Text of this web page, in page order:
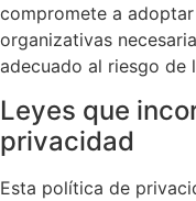
compromete a
organizativas
adecuado al riesgo de
Leyes que
privacidad
Esta política de